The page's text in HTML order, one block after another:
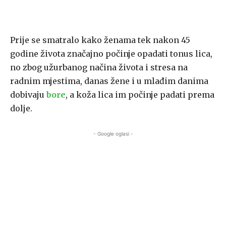
Prije se smatralo kako ženama tek nakon 45
godine života značajno počinje opadati tonus lica,
no zbog užurbanog načina života i stresa na
radnim mjestima, danas žene i u mlađim danima
dobivaju bore, a koža lica im počinje padati prema
dolje.
- Google oglasi -